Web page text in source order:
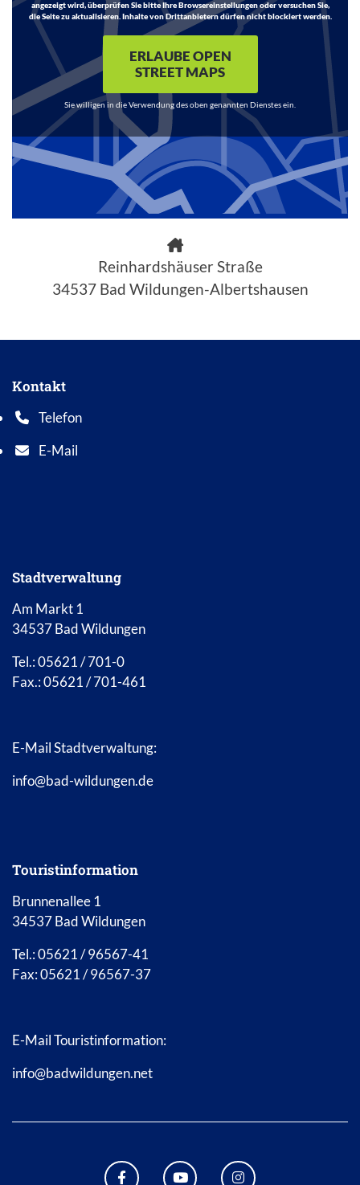
angezeigt wird, überprüfen Sie bitte Ihre Browsereinstellungen oder versuchen Sie,
die Seite zu aktualisieren. Inhalte von Drittanbietern dürfen nicht blockiert werden.
ERLAUBE OPEN
STREET MAPS
Sie willigen in die Verwendung des oben genannten Dienstes ein.
Reinhardshäuser Straße
34537 Bad Wildungen-Albertshausen
Kontakt
Telefon
Telefonnummer: 0 5 6 2 1 7 0 1 0
E-Mail
E-Mail Adresse: info@bad-wildungen.de
Stadtverwaltung
Am Markt 1
34537 Bad Wildungen
Tel.: 05621 / 701-0
Fax.: 05621 / 701-461
E-Mail Stadtverwaltung:
info@bad-wildungen.de
Touristinformation
Brunnenallee 1
34537 Bad Wildungen
Tel.: 05621 / 96567-41
Fax: 05621 / 96567-37
E-Mail Touristinformation:
info@badwildungen.net